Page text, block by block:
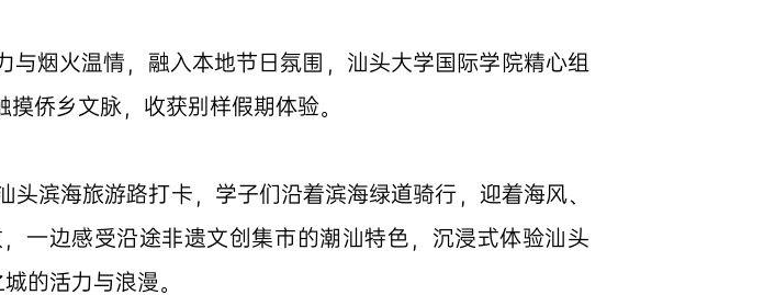
烟火温情，融入本地节日氛围，汕头大学国际学院精心组
侨乡文脉，收获别样假期体验。
滨海旅游路打卡，学子们沿着滨海绿道骑行，迎着海风、
一边感受沿途非遗文创集市的潮汕特色，沉浸式体验汕头
的活力与浪漫。